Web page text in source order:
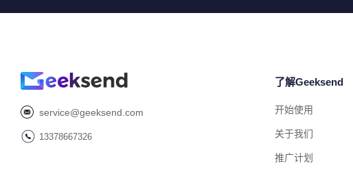
service@geeksend.com
13378667326
了解Geeksend
开始使用
关于我们
推广计划